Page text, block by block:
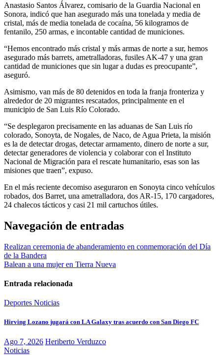
Anastasio Santos Álvarez, comisario de la Guardia Nacional en
Sonora, indicó que han asegurado más una tonelada y media de
cristal, más de media tonelada de cocaína, 56 kilogramos de
fentanilo, 250 armas, e incontable cantidad de municiones.
“Hemos encontrado más cristal y más armas de norte a sur, hemos
asegurado más barrets, ametralladoras, fusiles AK-47 y una gran
cantidad de municiones que sin lugar a dudas es preocupante”,
aseguró.
Asimismo, van más de 80 detenidos en toda la franja fronteriza y
alrededor de 20 migrantes rescatados, principalmente en el
municipio de San Luis Río Colorado.
“Se desplegaron precisamente en las aduanas de San Luis río
colorado, Sonoyta, de Nogales, de Naco, de Agua Prieta, la misión
es la de detectar drogas, detectar armamento, dinero de norte a sur,
detectar generadores de violencia y colaborar con el Instituto
Nacional de Migración para el rescate humanitario, esas son las
misiones que traen”, expuso.
En el más reciente decomiso aseguraron en Sonoyta cinco vehículos
robados, dos Barret, una ametralladora, dos AR-15, 170 cargadores,
24 chalecos tácticos y casi 21 mil cartuchos útiles.
Navegación de entradas
Realizan ceremonia de abanderamiento en conmemoración del Día
de la Bandera
Balean a una mujer en Tierra Nueva
Entrada relacionada
Deportes Noticias
Hirving Lozano jugará con LA Galaxy tras acuerdo con San Diego FC
Ago 7, 2026 Heriberto Verduzco
Noticias